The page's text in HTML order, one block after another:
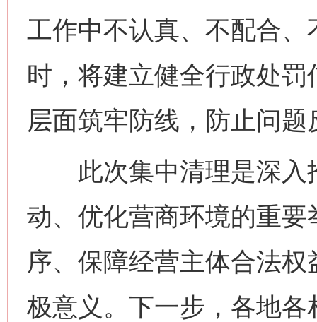
工作中不认真、不配合
时，将建立健全行政处
层面筑牢防线，防止问题
此次集中清理是深入
动、优化营商环境的重
序、保障经营主体合法
极意义。下一步，各地
这是一记警钟！ 谢
在谋一域中谋全局
今